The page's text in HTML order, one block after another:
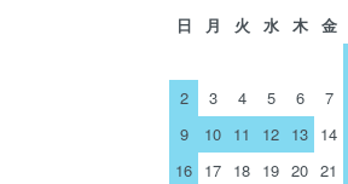
日 月 火 水 木 金
2
3 4 5 6 7
9
10 11 12 13 14
16 17 18 19 20 21